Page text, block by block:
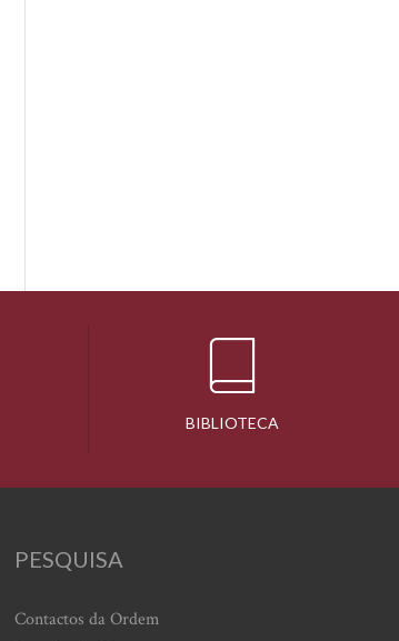
BIBLIOTECA
PESQUISA
Contactos da Ordem